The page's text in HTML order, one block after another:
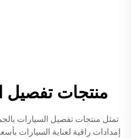
منتجات تفصيل
تمثل منتجات تفصيل السيارات
إمدادات راقية لعناية السيارات